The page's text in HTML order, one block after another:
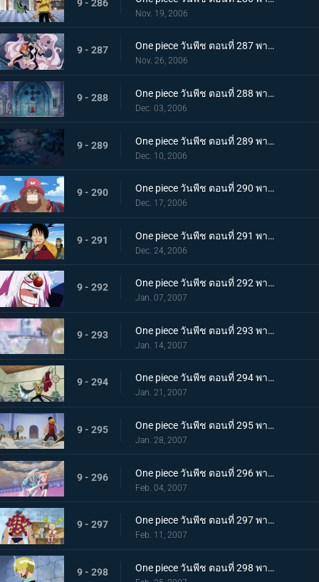
9 - 286
Nov. 19, 2006
9 - 287 One piece วันพีช ตอนที่ 287 พากย์ไทย ถึงตายก็ไม่ยอมเตะ! เส้นทางอัศวินของลูกผู้ชายซันจิ
Nov. 26, 2006
9 - 288 One piece วันพีช ตอนที่ 288 พากย์ไทย ฟุกุโร่คำนวณพลาด! โคล่าของฉันคือน้ำแห่งชีวิต
Dec. 03, 2006
9 - 289 One piece วันพีช ตอนที่ 289 พากย์ไทย โซโลคิดค้นท่าใหม่! ดาบนั้นมีชื่อว่า โซเงคิง?
Dec. 10, 2006
9 - 290 One piece วันพีช ตอนที่ 290 พากย์ไทย เสียการควบคุม! รัมเบิ้ลต้องห้ามของช็อปเปอร์
Dec. 17, 2006
9 - 291 One piece วันพีช ตอนที่ 291 พากย์ไทย การกลับมาของนายตรวจลูฟี่! ฝันหรือจริง ใบสลากอลเวง
Dec. 24, 2006
9 - 292 One piece วันพีช ตอนที่ 292 พากย์ไทย โมจิอลเวงที่ปราสาท! อุบายของจมูกแดง
Jan. 07, 2007
9 - 293 One piece วันพีช ตอนที่ 293 พากย์ไทย แคลิเฟอร์ผู้ใช้ฟอง! กับดักสบู่ที่คุกคามนามิ
Jan. 14, 2007
9 - 294 One piece วันพีช ตอนที่ 294 พากย์ไทย ความกลหนดังไปทั่ว! คำสั่งขอบัสเตอร์คอล!
Jan. 21, 2007
9 - 295 One piece วันพีช ตอนที่ 295 พากย์ไทย นามิมี 5 คน? การโต้กลับพร้อมภาพลวงตา!
Jan. 28, 2007
9 - 296 One piece วันพีช ตอนที่ 296 พากย์ไทย นามิตัดสินใจ! ยิงช็อปเปอร์ที่คลุ้มคลั่ง!
Feb. 04, 2007
9 - 297 One piece วันพีช ตอนที่ 297 พากย์ไทย นายพรานซันจิออกโรง? เพลงสวดศพแด่หมาป่าขี้ปด!
Feb. 11, 2007
9 - 298 One piece วันพีช ตอนที่ 298 พากย์ไทย ฝ่าเท้าเดือดระอุ! ลูกเตะฟูลคอร์สของซันจิ